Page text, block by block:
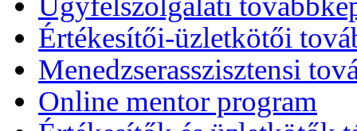
Értékesítői-üzletkötői
Menedzserasszisztensi
Online mentor program